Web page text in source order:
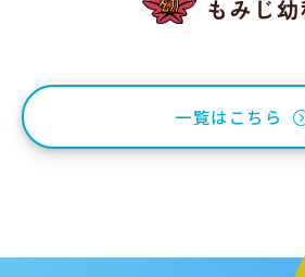
一覧はこちら